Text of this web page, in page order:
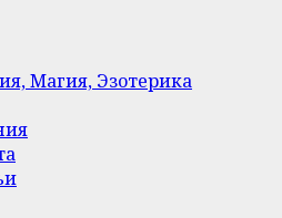
Магия, Эзотерика